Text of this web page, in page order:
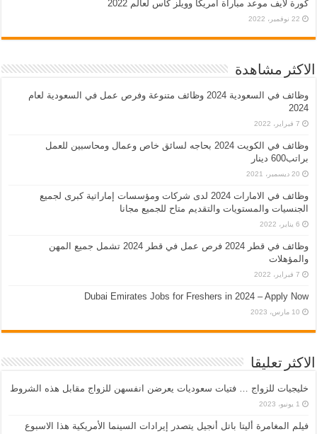
كورة لايف موعد مباراة أمريكا وويلز كأس لعالم 2022
22 نوفمبر، 2022
الاكثر مشاهدة
وظائف في السعودية 2024 وظائف متنوعة وفرص عمل في السعودية لعام
2024
7 فبراير، 2022
وظائف في الكويت 2024 بحاجه لسائق خاص وعمال ومحاسبين للعمل
براتب600 دينار
20 ديسمبر، 2021
وظائف في الامارات 2024 لدى شركات ومؤسسات إماراتية كبرى لجميع
الجنسيات والمستويات والتقديم متاح للجميع مجانا
6 يناير، 2022
وظائف في قطر 2024 فرص عمل في قطر 2024 تشمل جميع المهن
والمؤهلات
7 فبراير، 2022
Dubai Emirates Jobs for Freshers in 2024 – Apply Now
10 مارس، 2023
الاكثر تعليقا
خليجيات للزواج … فتيات سعوديات يعرضن انفسهن للزواج مقابل هذه الشروط
1 يونيو، 2023
فيلم المغامرة أليتا‭ ‬باتل أنجيل يتصدر إيرادات السينما الأمريكية هذا الاسبوع